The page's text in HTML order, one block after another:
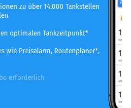
zu über 14.000 Tankstellen
optimalen Tankzeitpunkt*
wie Preisalarm, Routenplaner*,
erforderlich